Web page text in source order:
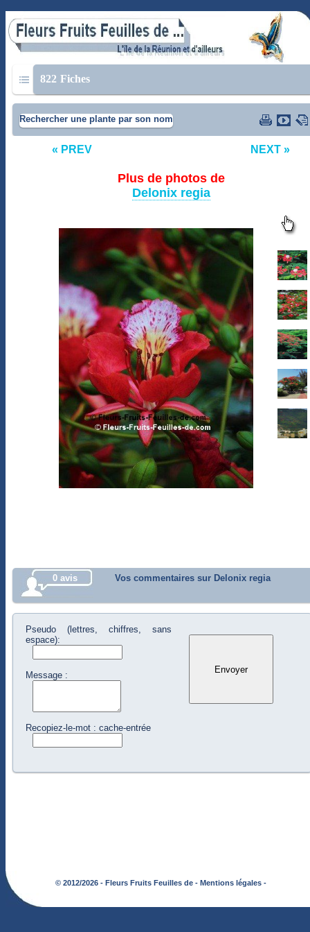
822 Fiches
Rechercher une plante par son nom
« PREV NEXT »
Plus de photos de
Delonix regia
0 avis Vos commentaires sur Delonix regia
Pseudo (lettres, chiffres, sans
espace):
Message :
Recopiez-le-mot : cache-entrée
© 2012/2026 - Fleurs Fruits Feuilles de - Mentions légales -